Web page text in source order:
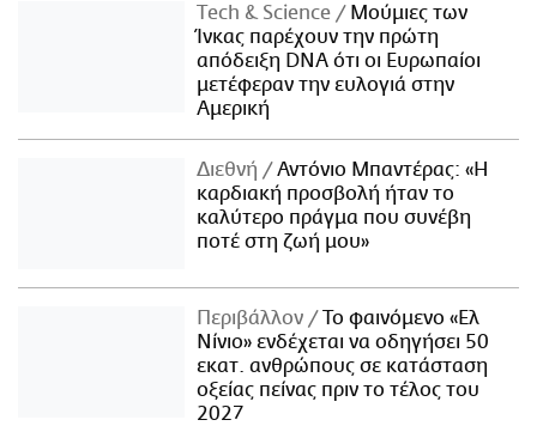
Τech & Science
Μούμιες των
Ίνκας παρέχουν την πρώτη
απόδειξη DNA ότι οι Ευρωπαίοι
μετέφεραν την ευλογιά στην
Αμερική
Διεθνή
Αντόνιο Μπαντέρας: «Η
καρδιακή προσβολή ήταν το
καλύτερο πράγμα που συνέβη
ποτέ στη ζωή μου»
Περιβάλλον
Το φαινόμενο «Ελ
Νίνιο» ενδέχεται να οδηγήσει 50
εκατ. ανθρώπους σε κατάσταση
οξείας πείνας πριν το τέλος του
2027